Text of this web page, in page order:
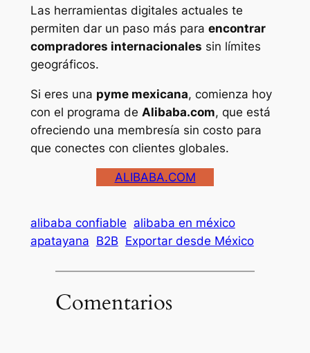
Las herramientas digitales actuales te
permiten dar un paso más para encontrar
compradores internacionales sin límites
geográficos.
Si eres una pyme mexicana, comienza hoy
con el programa de Alibaba.com, que está
ofreciendo una membresía sin costo para
que conectes con clientes globales.
ALIBABA.COM
alibaba confiable alibaba en méxico
apatayana B2B Exportar desde México
Comentarios